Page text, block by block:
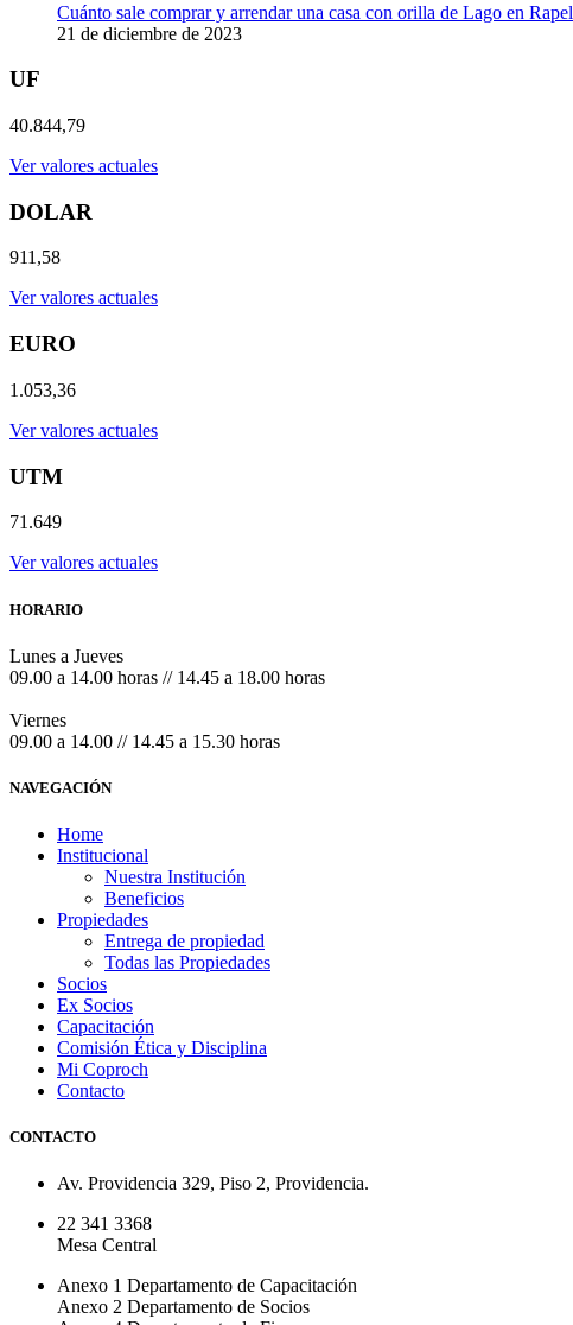
Cuánto sale comprar y arrendar una casa con orilla de Lago en Rapel
21 de diciembre de 2023
UF
40.844,79
Ver valores actuales
DOLAR
911,58
Ver valores actuales
EURO
1.053,36
Ver valores actuales
UTM
71.649
Ver valores actuales
HORARIO
Lunes a Jueves
09.00 a 14.00 horas // 14.45 a 18.00 horas
Viernes
09.00 a 14.00 // 14.45 a 15.30 horas
NAVEGACIÓN
Home
Institucional
Nuestra Institución
Beneficios
Propiedades
Entrega de propiedad
Todas las Propiedades
Socios
Ex Socios
Capacitación
Comisión Ética y Disciplina
Mi Coproch
Contacto
CONTACTO
Av. Providencia 329, Piso 2, Providencia.
22 341 3368
Mesa Central
Anexo 1 Departamento de Capacitación
Anexo 2 Departamento de Socios